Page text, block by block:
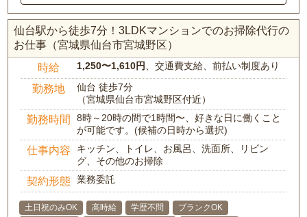
仙台駅から徒歩7分！3LDKマンションでのお掃除代行の
お仕事（宮城県仙台市宮城野区）
時給 1,250〜1,610円、交通費支給、前払い制度あり
勤務地
仙台 徒歩7分
（宮城県仙台市宮城野区付近）
勤務時間
8時～20時の間で1時間〜、好きな日に働くこと
が可能です。(候補の日時から選択)
仕事内容
キッチン、トイレ、お風呂、洗面所、リビン
グ、その他のお掃除
契約形態 業務委託
土日祝のみOK 高時給 学歴不問
ブランクOK